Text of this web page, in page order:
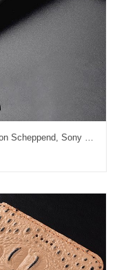
Sony Xperia 5 Hoesje Hoes Mobiele Telefoon Scheppend, Sony Xperia 5 Hoesje Anti-fall Bescherming